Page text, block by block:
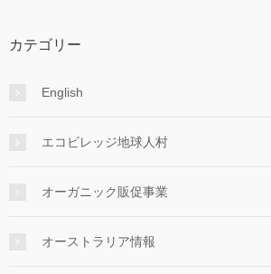
カテゴリー
English
エコビレッジ地球人村
オーガニック販促事業
オーストラリア情報